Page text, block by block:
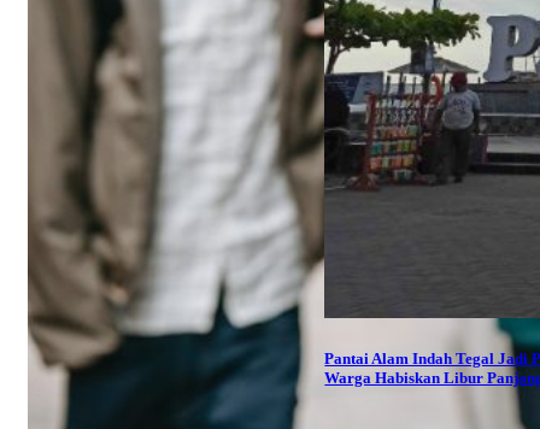
Pantai Alam Indah Tegal Jadi
Warga Habiskan Libur